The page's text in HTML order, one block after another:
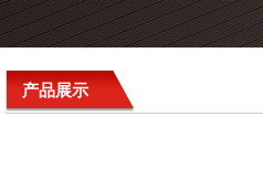
产品展示